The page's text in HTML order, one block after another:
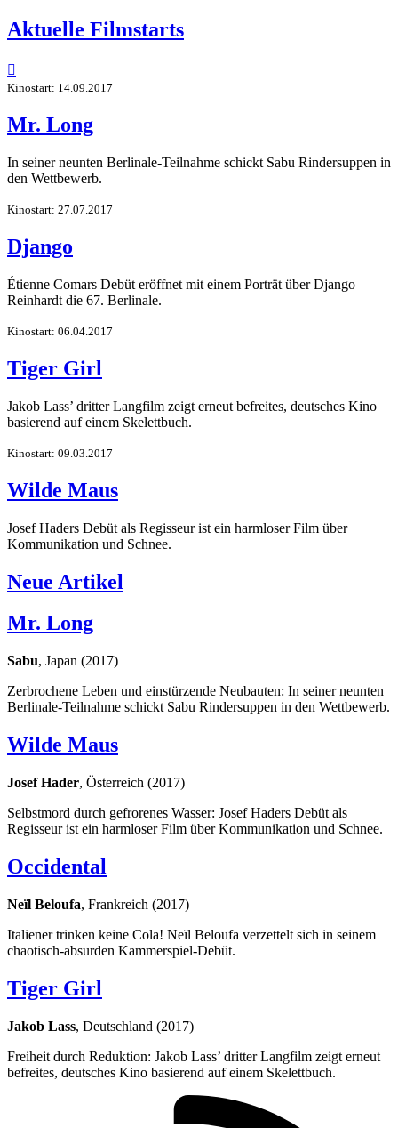
Aktuelle Filmstarts

Kinostart: 14.09.2017
Mr. Long
In seiner neunten Berlinale-Teilnahme schickt Sabu Rindersuppen in
den Wettbewerb.
Kinostart: 27.07.2017
Django
Étienne Comars Debüt eröffnet mit einem Porträt über Django
Reinhardt die 67. Berlinale.
Kinostart: 06.04.2017
Tiger Girl
Jakob Lass’ dritter Langfilm zeigt erneut befreites, deutsches Kino
basierend auf einem Skelettbuch.
Kinostart: 09.03.2017
Wilde Maus
Josef Haders Debüt als Regisseur ist ein harmloser Film über
Kommunikation und Schnee.
Neue Artikel
Mr. Long
Sabu, Japan (2017)
Zerbrochene Leben und einstürzende Neubauten: In seiner neunten
Berlinale-Teilnahme schickt Sabu Rindersuppen in den Wettbewerb.
Wilde Maus
Josef Hader, Österreich (2017)
Selbstmord durch gefrorenes Wasser: Josef Haders Debüt als
Regisseur ist ein harmloser Film über Kommunikation und Schnee.
Occidental
Neïl Beloufa, Frankreich (2017)
Italiener trinken keine Cola! Neïl Beloufa verzettelt sich in seinem
chaotisch-absurden Kammerspiel-Debüt.
Tiger Girl
Jakob Lass, Deutschland (2017)
Freiheit durch Reduktion: Jakob Lass’ dritter Langfilm zeigt erneut
befreites, deutsches Kino basierend auf einem Skelettbuch.